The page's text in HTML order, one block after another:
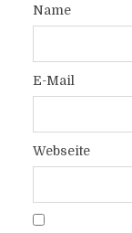
Name
E-Mail
Webseite